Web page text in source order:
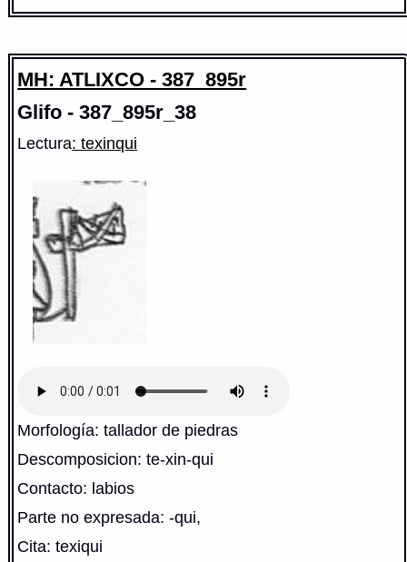
MH: ATLIXCO - 387_895r
Glifo - 387_895r_38
Lectura: texinqui
Morfología: tallador de piedras
Descomposicion: te-xin-qui
Contacto: labios
Parte no expresada: -qui,
Cita: texiqui